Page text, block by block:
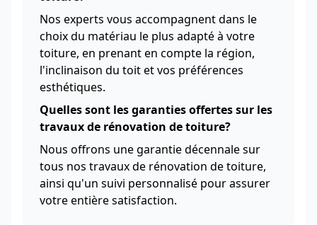
Nos experts vous accompagnent dans le
choix du matériau le plus adapté à votre
toiture, en prenant en compte la région,
l'inclinaison du toit et vos préférences
esthétiques.
Quelles sont les garanties offertes sur les
travaux de rénovation de toiture?
Nous offrons une garantie décennale sur
tous nos travaux de rénovation de toiture,
ainsi qu'un suivi personnalisé pour assurer
votre entière satisfaction.